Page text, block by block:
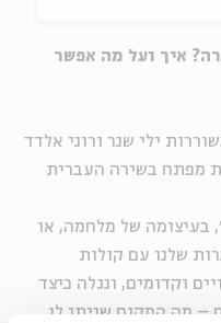
איך ועל מה אפשר
ילי שנר ורוני אלדד
מפתח בשירה העברית
בעיצומה של מלחמה, או
שלנו עם קולות
וקדומים, ונגלה כיצד
– מה המקום שניתָן לו,